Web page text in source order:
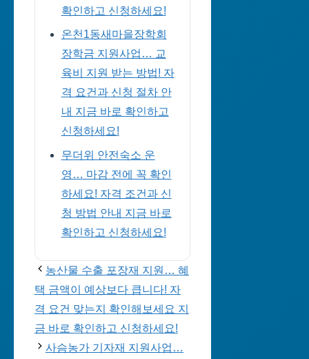
확인하고 신청하세요!
온천1동새마을장학회
장학금 지원사업… 교
육비 지원 받는 방법! 자
격 요건과 신청 절차 안
내 지금 바로 확인하고
신청하세요!
무더위 안전숙소 운
영… 마감 전에 꼭 확인
하세요! 자격 조건과 신
청 방법 안내 지금 바로
확인하고 신청하세요!
농산물 수출 포장재 지원… 혜
택 금액이 예상보다 큽니다! 자
격 요건 맞는지 확인해보세요 지
금 바로 확인하고 신청하세요!
사슴농가 기자재 지원사업…